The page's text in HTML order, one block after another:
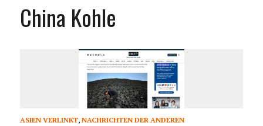
China Kohle
ASIEN VERLINKT, NACHRICHTEN DER ANDEREN